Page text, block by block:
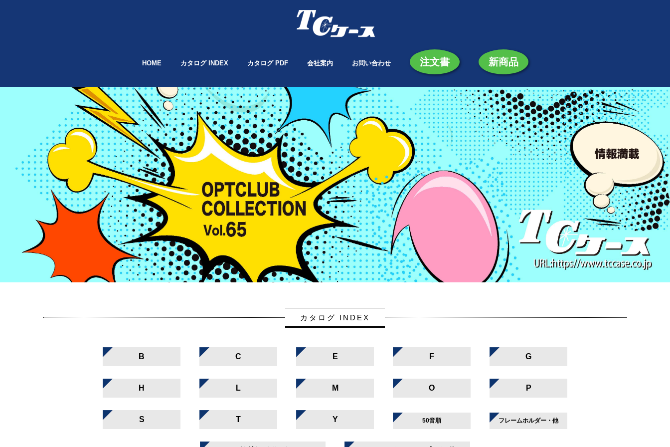
HOME カタログ INDEX カタログ PDF 会社案内 お問い合わせ 注文書 新商品
カタログ INDEX
B C E F G
H L M O P
S T Y 50音順 フレームホルダー・他